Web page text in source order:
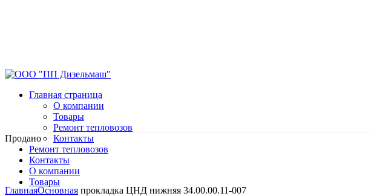
Главная страница
О компании
Товары
Ремонт тепловозов
Контакты
Ремонт тепловозов
Контакты
О компании
Товары
Продано
Нажмите, чтобы увеличить
ГлавнаяОсновная прокладка ЦНД нижняя 34.00.00.11-007